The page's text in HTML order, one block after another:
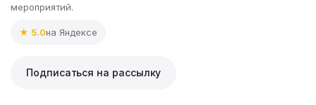
мероприятий.
★ 5.0на Яндексе
Подписаться на рассылку